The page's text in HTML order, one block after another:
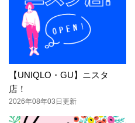
【UNIQLO・GU】ニスタ
店！
2026年08年03日更新